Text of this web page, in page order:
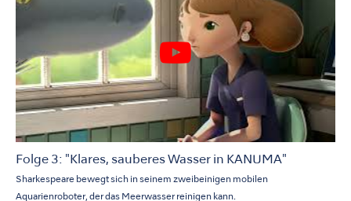
Folge 3: "Klares, sauberes Wasser in KANUMA"
Sharkespeare bewegt sich in seinem zweibeinigen mobilen
Aquarienroboter, der das Meerwasser reinigen kann.